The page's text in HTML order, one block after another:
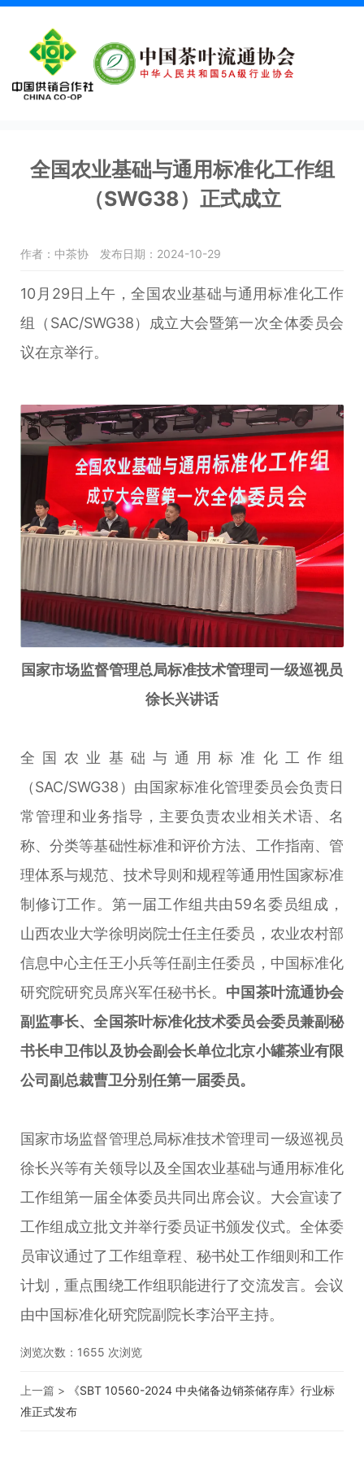
全国农业基础与通用标准化工作组
（SWG38）正式成立
作者：中茶协 发布日期：2024-10-29
10月29日上午，全国农业基础与通用标准化工作
组（SAC/SWG38）成立大会暨第一次全体委员会
议在京举行。
国家市场监督管理总局标准技术管理司一级巡视员
徐长兴讲话
全国农业基础与通用标准化工作组
（SAC/SWG38）由国家标准化管理委员会负责日
常管理和业务指导，主要负责农业相关术语、名
称、分类等基础性标准和评价方法、工作指南、管
理体系与规范、技术导则和规程等通用性国家标准
制修订工作。第一届工作组共由59名委员组成，
山西农业大学徐明岗院士任主任委员，农业农村部
信息中心主任王小兵等任副主任委员，中国标准化
研究院研究员席兴军任秘书长。 中国茶叶流通协会
副监事长、全国茶叶标准化技术委员会委员兼副秘
书长申卫伟以及协会副会长单位北京小罐茶业有限
公司副总裁曹卫分别任第一届委员。
国家市场监督管理总局标准技术管理司一级巡视员
徐长兴等有关领导以及全国农业基础与通用标准化
工作组第一届全体委员共同出席会议。大会宣读了
工作组成立批文并举行委员证书颁发仪式。全体委
员审议通过了工作组章程、秘书处工作细则和工作
计划，重点围绕工作组职能进行了交流发言。会议
由中国标准化研究院副院长李治平主持。
浏览次数： 1655 次浏览
上一篇 >
《SBT 10560-2024 中央储备边销茶储存库》行业标
准正式发布